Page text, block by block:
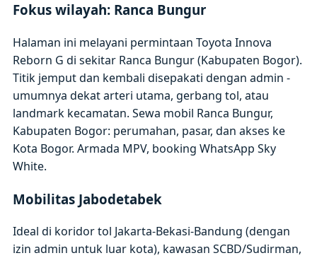
Fokus wilayah: Ranca Bungur
Halaman ini melayani permintaan Toyota Innova
Reborn G di sekitar Ranca Bungur (Kabupaten Bogor).
Titik jemput dan kembali disepakati dengan admin -
umumnya dekat arteri utama, gerbang tol, atau
landmark kecamatan. Sewa mobil Ranca Bungur,
Kabupaten Bogor: perumahan, pasar, dan akses ke
Kota Bogor. Armada MPV, booking WhatsApp Sky
White.
Mobilitas Jabodetabek
Ideal di koridor tol Jakarta-Bekasi-Bandung (dengan
izin admin untuk luar kota), kawasan SCBD/Sudirman,